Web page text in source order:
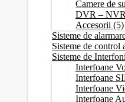
Camere de
DVR – NVR
Accesorii (5)
Sisteme de
Sisteme de control
Sisteme de
Interfoane
Interfoane
Interfoane
Interfoane